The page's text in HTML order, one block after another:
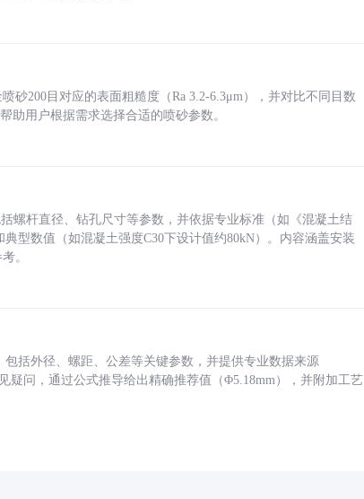
砂200目对应的表面粗糙度（Ra 3.2-6.3μm），并对比不同目数
助用户根据需求选择合适的喷砂参数。
螺杆直径、钻孔尺寸等参数，并依据专业标准（如《混凝土结
型数值（如混凝土强度C30下设计值约80kN）。内容涵盖安装
。
括外径、螺距、公差等关键参数，并提供专业数据来源
疑问，通过公式推导给出精确推荐值（Φ5.18mm），并附加工艺